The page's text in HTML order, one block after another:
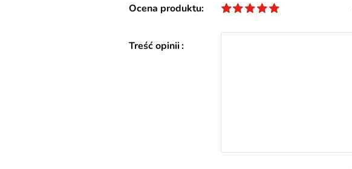
Ocena produktu
Treść opinii